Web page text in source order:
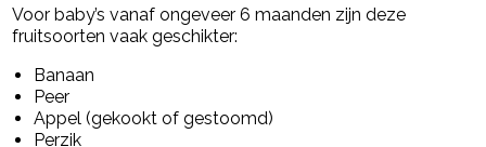
Voor baby’s vanaf ongeveer 6 maanden zijn deze
fruitsoorten vaak geschikter:
Banaan
Peer
Appel (gekookt of gestoomd)
Perzik